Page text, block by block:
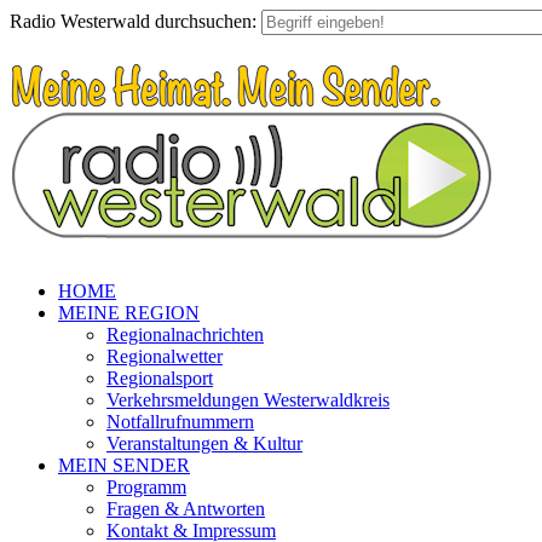
Radio Westerwald durchsuchen:
HOME
MEINE REGION
Regionalnachrichten
Regionalwetter
Regionalsport
Verkehrsmeldungen Westerwaldkreis
Notfallrufnummern
Veranstaltungen & Kultur
MEIN SENDER
Programm
Fragen & Antworten
Kontakt & Impressum